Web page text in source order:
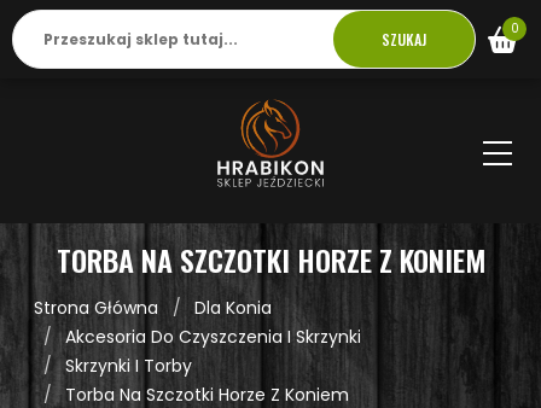
SZUKAJ 0
TORBA NA SZCZOTKI HORZE Z KONIEM
Strona Główna
Dla Konia
Akcesoria Do Czyszczenia I Skrzynki
Skrzynki I Torby
Torba Na Szczotki Horze Z Koniem